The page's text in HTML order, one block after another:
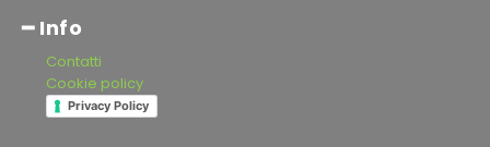
━ Info
Contatti
Cookie policy
Privacy Policy